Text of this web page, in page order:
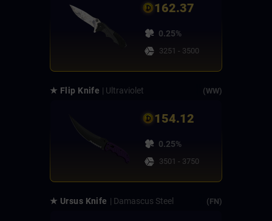
162.37
0.25%
3251 - 3500
★ Flip Knife | Ultraviolet (WW)
154.12
0.25%
3501 - 3750
★ Ursus Knife | Damascus Steel (FN)